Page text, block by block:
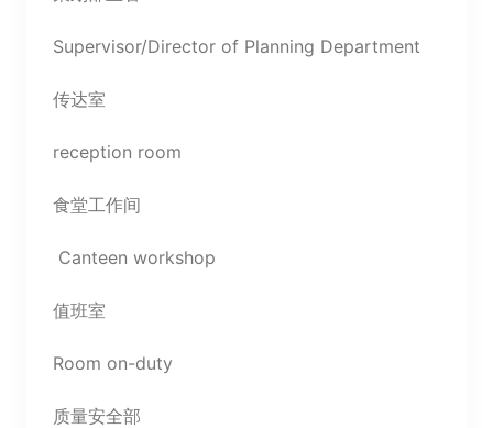
Supervisor/Director of Planning Department
传达室
reception room
食堂工作间
Canteen workshop
值班室
Room on-duty
质量安全部